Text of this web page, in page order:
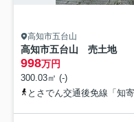
高知市五台山
高知市五台山 売土地
998万円
300.03㎡ (-)
とさでん交通後免線「知